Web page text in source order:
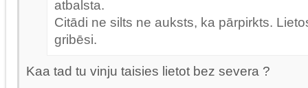
atbalsta.
Citādi ne silts ne auksts, ka pārpirkts.
gribēsi.
Kaa tad tu vinju taisies lietot bez severa ?